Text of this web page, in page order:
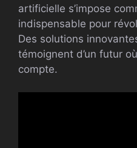
artificielle s’impose
indispensable pour
Des solutions
témoignent d’un futur
compte.